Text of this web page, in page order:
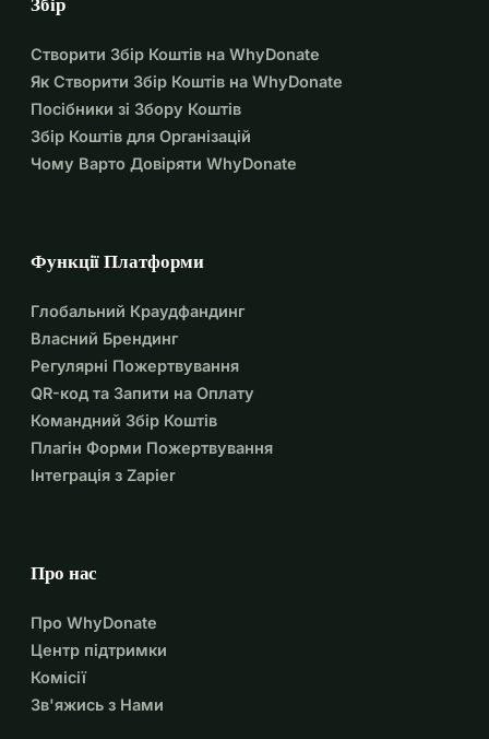
Створити Збір Коштів на WhyDonate
Як Створити Збір Коштів на WhyDonate
Посібники зі Збору Коштів
Збір Коштів для Організацій
Чому Варто Довіряти WhyDonate
Функції Платформи
Глобальний Краудфандинг
Власний Брендинг
Регулярні Пожертвування
QR-код та Запити на Оплату
Командний Збір Коштів
Плагін Форми Пожертвування
Інтеграція з Zapier
Про нас
Про WhyDonate
Центр підтримки
Комісії
Зв'яжись з Нами